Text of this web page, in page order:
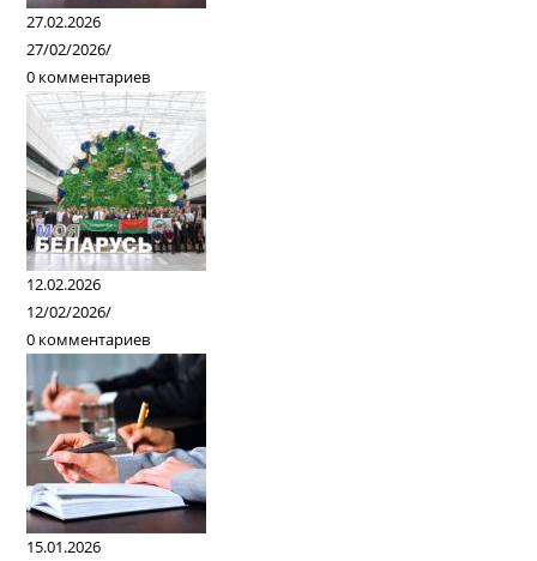
27.02.2026
27/02/2026/
0 комментариев
12.02.2026
12/02/2026/
0 комментариев
15.01.2026